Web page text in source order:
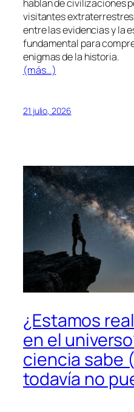
hablan de civilizaciones
visitantes
entre las evidencias y la
fundamental para
enigmas de la historia.
(más…)
21 julio, 2026
¿Estamos
en el
ciencia sabe
todavía no